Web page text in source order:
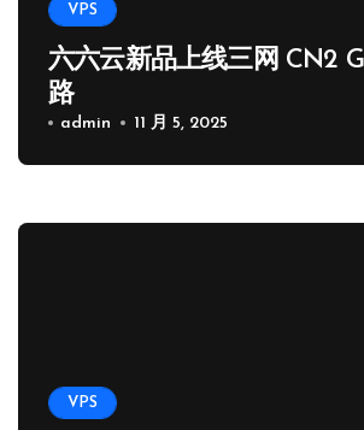
VPS
六六云新品上线三网 CN2
路
admin 11 月 5, 2025
VPS